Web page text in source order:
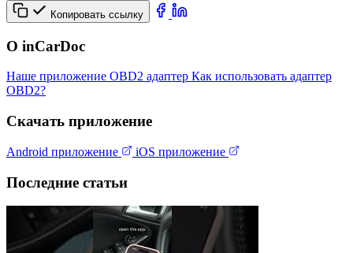
Копировать ссылку
О inCarDoc
Наше приложение OBD2 адаптер Как использовать адаптер
OBD2?
Скачать приложение
Android приложение iOS приложение
Последние статьи